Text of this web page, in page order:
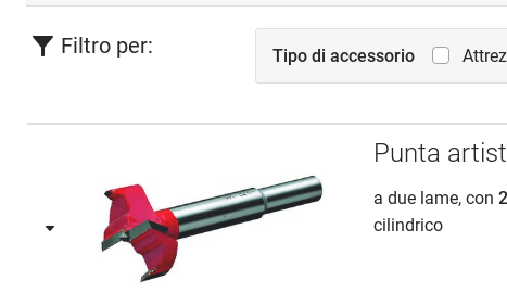
Filtro per: Tipo di accessorio
Punta
a due lame, con
cilindrico